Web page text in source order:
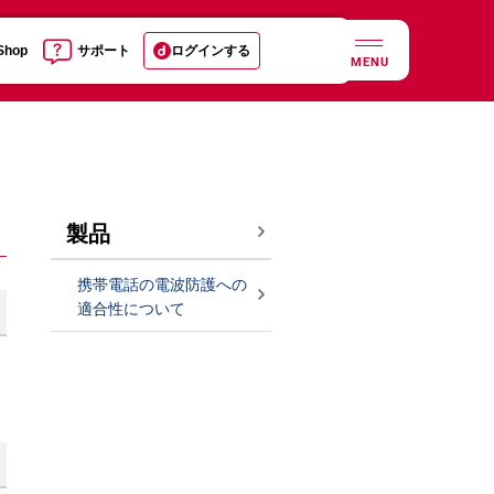
サポート ログインする
MENU
製品
携帯電話の電波防護への
適合性について